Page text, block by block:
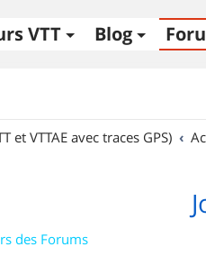
VTT Blog
et VTTAE avec traces GPS)
des Forums